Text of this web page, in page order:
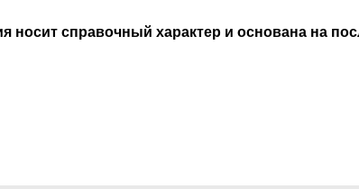
справочный характер и основана на